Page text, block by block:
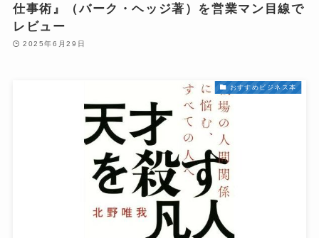
仕事術』（バーク・ヘッジ著）を営業マン目線で
レビュー
2025年6月29日
おすすめビジネス本